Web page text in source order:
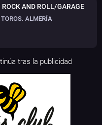
AND ROLL/GARAGE
ALMERÍA
tras la publicidad